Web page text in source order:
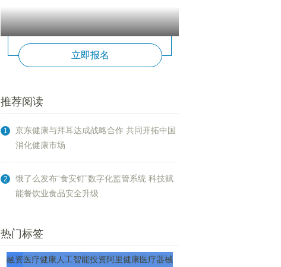
立即报名
推荐阅读
1
京东健康与拜耳达成战略合作 共同开拓中国
消化健康市场
2
饿了么发布“食安钉”数字化监管系统 科技赋
能餐饮业食品安全升级
热门标签
融资医疗健康人工智能投资阿里健康医疗器械